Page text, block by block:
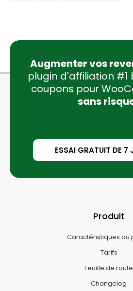
Augmenter vos
plugin d'affiliation #1
coupons pour
sans
ESSAI GRATUIT DE 7
Produit
Caractéristiques du
Tarifs
Feuille de route
Changelog